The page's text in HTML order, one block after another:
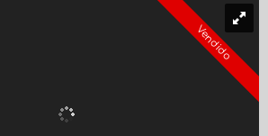
Vendido